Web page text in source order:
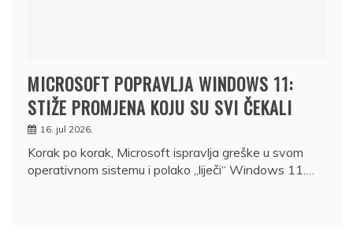
MICROSOFT POPRAVLJA WINDOWS 11:
STIŽE PROMJENA KOJU SU SVI ČEKALI
16. jul 2026.
Korak po korak, Microsoft ispravlja greške u svom
operativnom sistemu i polako „liječi“ Windows 11.…